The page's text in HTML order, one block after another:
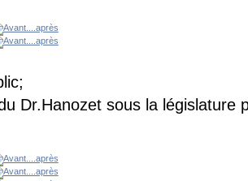
Dr.Hanozet sous la législature